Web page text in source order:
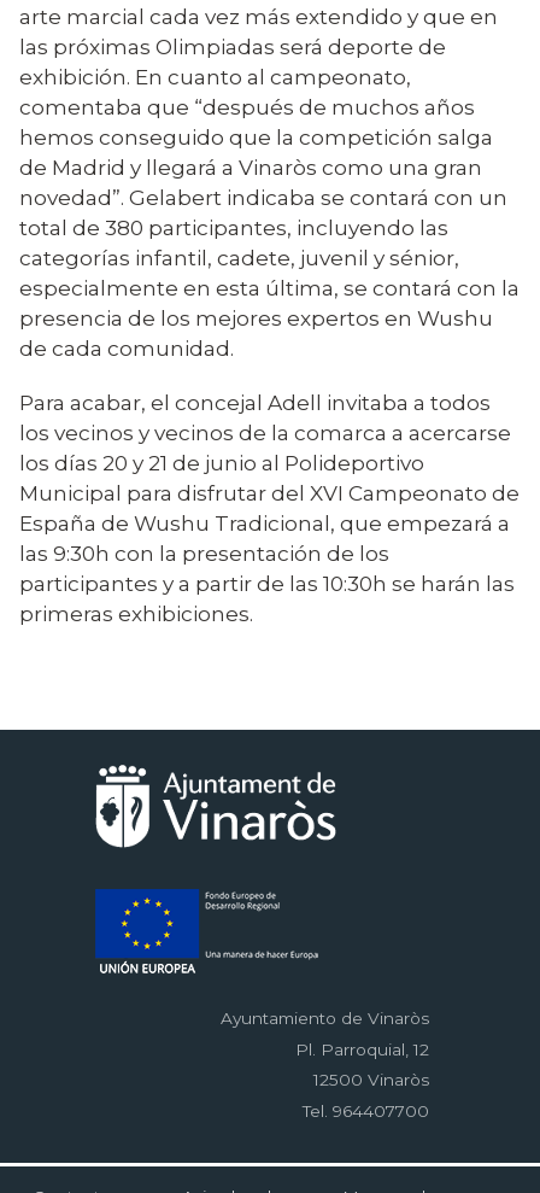
arte marcial cada vez más extendido y que en
las próximas Olimpiadas será deporte de
exhibición. En cuanto al campeonato,
comentaba que “después de muchos años
hemos conseguido que la competición salga
de Madrid y llegará a Vinaròs como una gran
novedad”. Gelabert indicaba se contará con un
total de 380 participantes, incluyendo las
categorías infantil, cadete, juvenil y sénior,
especialmente en esta última, se contará con la
presencia de los mejores expertos en Wushu
de cada comunidad.
Para acabar, el concejal Adell invitaba a todos
los vecinos y vecinos de la comarca a acercarse
los días 20 y 21 de junio al Polideportivo
Municipal para disfrutar del XVI Campeonato de
España de Wushu Tradicional, que empezará a
las 9:30h con la presentación de los
participantes y a partir de las 10:30h se harán las
primeras exhibiciones.
Ayuntamiento de Vinaròs
Pl. Parroquial, 12
12500 Vinaròs
Tel. 964407700